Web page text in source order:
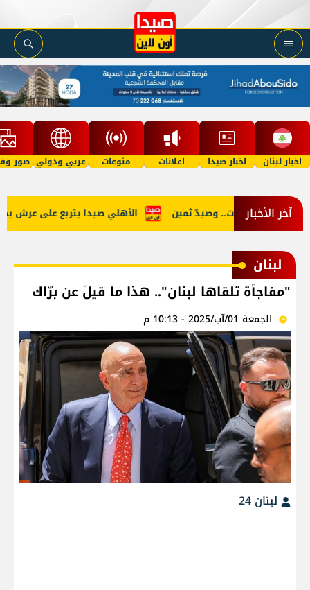
اخبار لبنان اخبار صيدا اعلانات منوعات عربي ودولي صور
آخر الأخبار الأهلي صيدا يتربع على عرش بطولة تجار المخدرات.. وصيدٌ ثمين
لبنان
"مفاجأة تلقاها لبنان".. هذا ما قيلَ عن برّاك
الجمعة 01/آب/2025 - 10:13 م
لبنان 24